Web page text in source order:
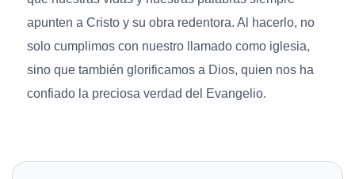
apunten a Cristo y su obra redentora. Al hacerlo, no
solo cumplimos con nuestro llamado como iglesia,
sino que también glorificamos a Dios, quien nos ha
confiado la preciosa verdad del Evangelio.